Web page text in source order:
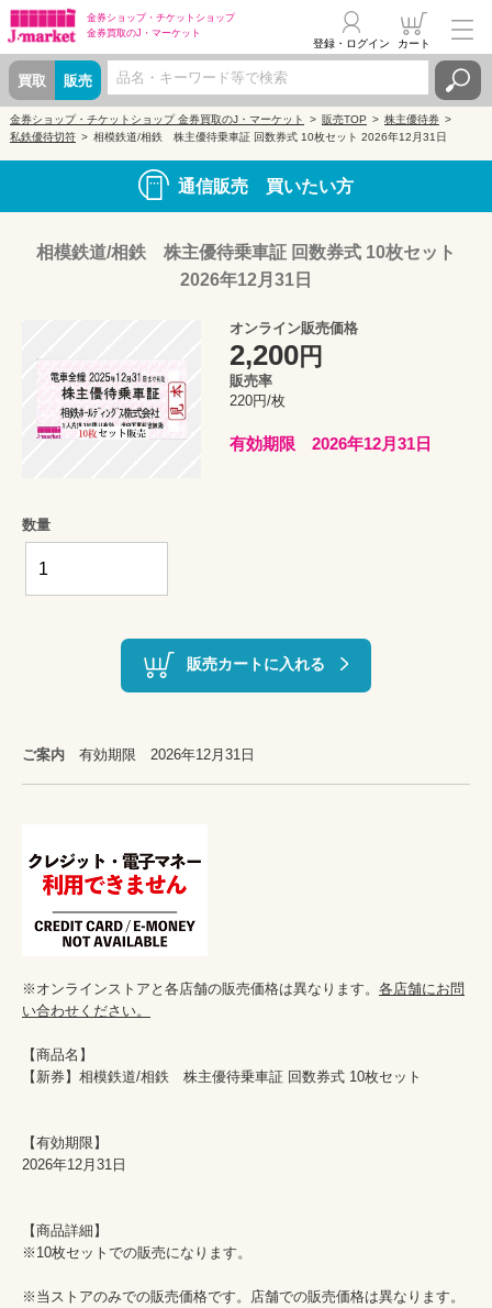
金券ショップ・ チケットショップ
金券買取のJ・マーケット
買取 販売
登録・ログイン カート
金券ショップ・チケットショップ 金券買取のJ・マーケット 販売TOP
株主優待券
私鉄優待切符
相模鉄道/相鉄 株主優待乗車証 回数券式 10枚セット 2026年12月31日
通信販売 買いたい方
相模鉄道/相鉄 株主優待乗車証 回数券式 10枚セット
2026年12月31日
オンライン販売価格
2,200円
販売率
220円/枚
有効期限 2026年12月31日
数量
販売カートに入れる
ご案内 有効期限 2026年12月31日
※オンラインストアと各店舗の販売価格は異なります。 各店舗にお問
い合わせください。
【商品名】
【新券】相模鉄道/相鉄　株主優待乗車証 回数券式 10枚セット
【有効期限】
2026年12月31日
【商品詳細】
※10枚セットでの販売になります。
※当ストアのみでの販売価格です。店舗での販売価格は異なります。